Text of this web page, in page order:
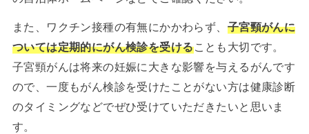
また、ワクチン接種の有無にかかわらず、 子宮頸がんに
ついては定期的にがん検診を受けることも大切です。
子宮頸がんは将来の妊娠に大きな影響を与えるがんです
ので、一度もがん検診を受けたことがない方は健康診断
のタイミングなどでぜひ受けていただきたいと思いま
す。